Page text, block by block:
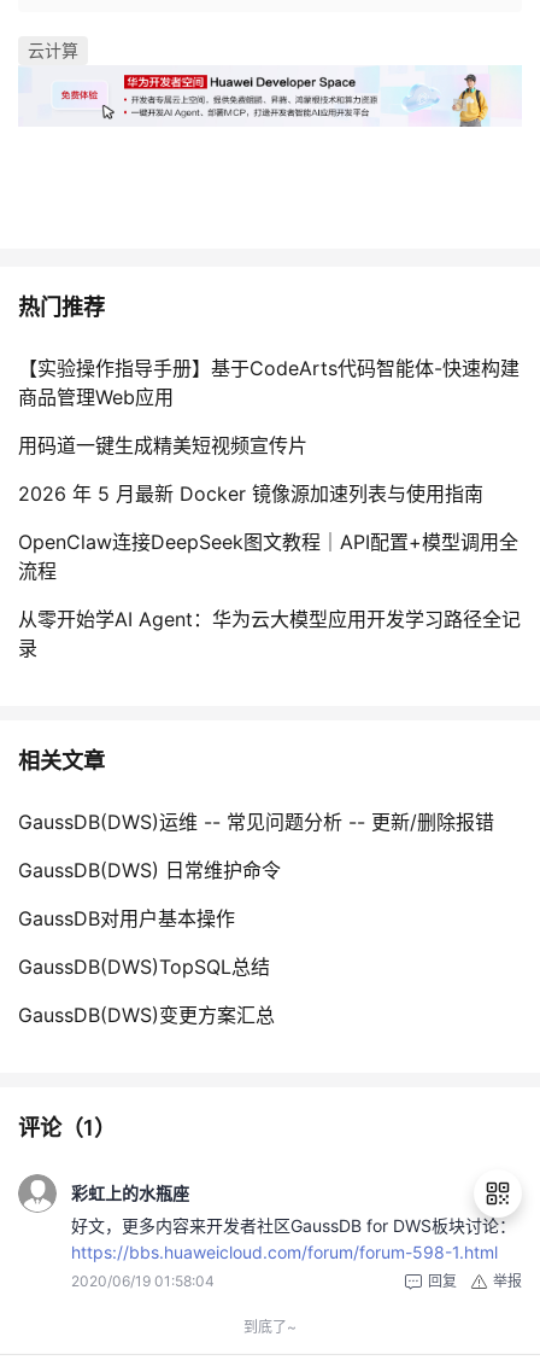
云计算
热门推荐
【实验操作指导手册】基于CodeArts代码智能体-快速构建
商品管理Web应用
用码道一键生成精美短视频宣传片
2026 年 5 月最新 Docker 镜像源加速列表与使用指南
OpenClaw连接DeepSeek图文教程｜API配置+模型调用全
流程
从零开始学AI Agent：华为云大模型应用开发学习路径全记
录
相关文章
GaussDB(DWS)运维 -- 常见问题分析 -- 更新/删除报错
GaussDB(DWS) 日常维护命令
GaussDB对用户基本操作
GaussDB(DWS)TopSQL总结
GaussDB(DWS)变更方案汇总
评论（1）
彩虹上的水瓶座
好文，更多内容来开发者社区GaussDB for DWS板块讨论：
https://bbs.huaweicloud.com/forum/forum-598-1.html
2020/06/19 01:58:04 举报
回复
到底了~